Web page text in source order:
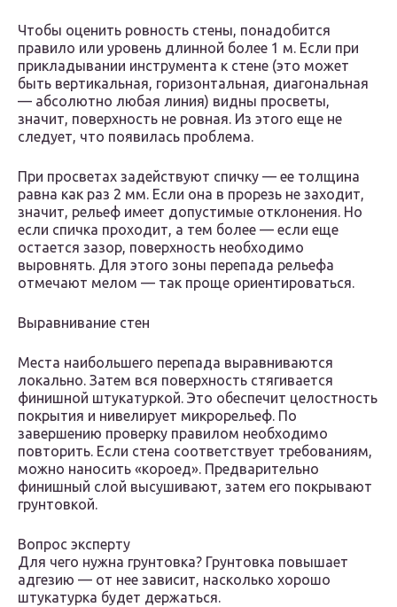
Чтобы оценить ровность стены, понадобится
правило или уровень длинной более 1 м. Если при
прикладывании инструмента к стене (это может
быть вертикальная, горизонтальная, диагональная
— абсолютно любая линия) видны просветы,
значит, поверхность не ровная. Из этого еще не
следует, что появилась проблема.
При просветах задействуют спичку — ее толщина
равна как раз 2 мм. Если она в прорезь не заходит,
значит, рельеф имеет допустимые отклонения. Но
если спичка проходит, а тем более — если еще
остается зазор, поверхность необходимо
выровнять. Для этого зоны перепада рельефа
отмечают мелом — так проще ориентироваться.
Выравнивание стен
Места наибольшего перепада выравниваются
локально. Затем вся поверхность стягивается
финишной штукатуркой. Это обеспечит целостность
покрытия и нивелирует микрорельеф. По
завершению проверку правилом необходимо
повторить. Если стена соответствует требованиям,
можно наносить «короед». Предварительно
финишный слой высушивают, затем его покрывают
грунтовкой.
Вопрос эксперту
Для чего нужна грунтовка? Грунтовка повышает
адгезию — от нее зависит, насколько хорошо
штукатурка будет держаться.